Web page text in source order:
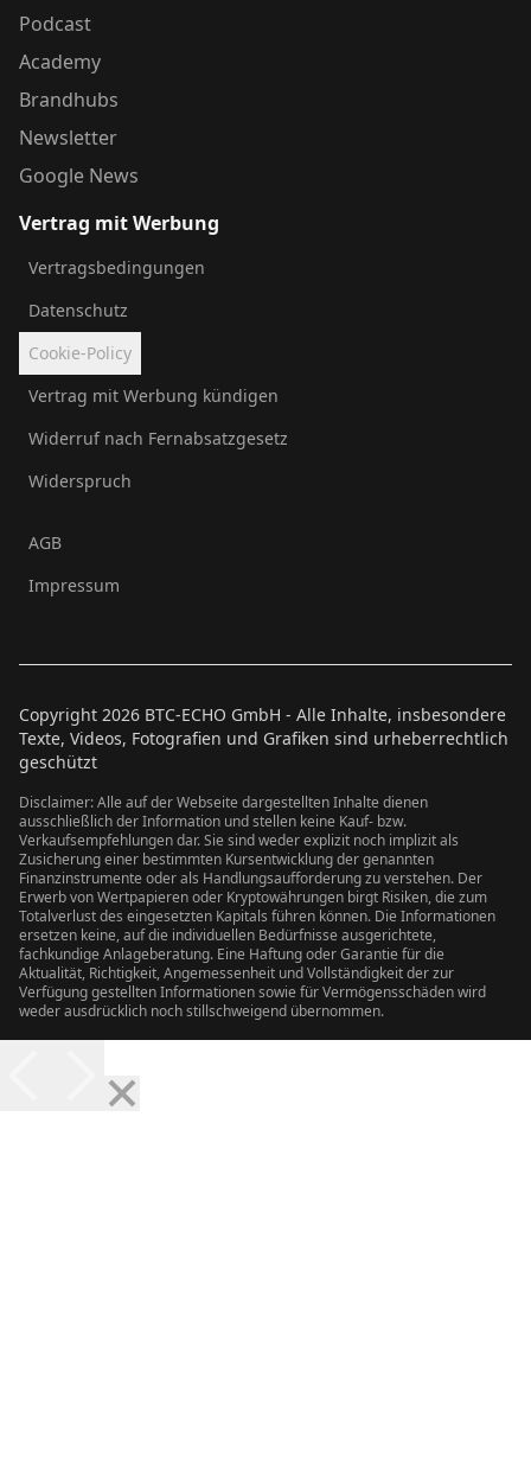
Podcast
Academy
Brandhubs
Newsletter
Google News
Vertrag mit Werbung
Vertragsbedingungen
Datenschutz
Cookie-Policy
Vertrag mit Werbung kündigen
Widerruf nach Fernabsatzgesetz
Widerspruch
AGB
Impressum
Copyright 2026 BTC-ECHO GmbH - Alle Inhalte, insbesondere
Texte, Videos, Fotografien und Grafiken sind urheberrechtlich
geschützt
Disclaimer: Alle auf der Webseite dargestellten Inhalte dienen
ausschließlich der Information und stellen keine Kauf- bzw.
Verkaufsempfehlungen dar. Sie sind weder explizit noch implizit als
Zusicherung einer bestimmten Kursentwicklung der genannten
Finanzinstrumente oder als Handlungsaufforderung zu verstehen. Der
Erwerb von Wertpapieren oder Kryptowährungen birgt Risiken, die zum
Totalverlust des eingesetzten Kapitals führen können. Die Informationen
ersetzen keine, auf die individuellen Bedürfnisse ausgerichtete,
fachkundige Anlageberatung. Eine Haftung oder Garantie für die
Aktualität, Richtigkeit, Angemessenheit und Vollständigkeit der zur
Verfügung gestellten Informationen sowie für Vermögensschäden wird
weder ausdrücklich noch stillschweigend übernommen.